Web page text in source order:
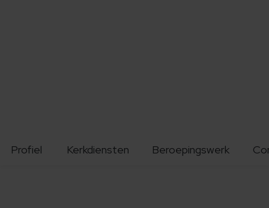
Profiel Kerkdiensten Beroepingswerk